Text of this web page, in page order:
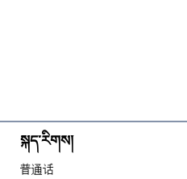
སྐད་རིགས།
普通话